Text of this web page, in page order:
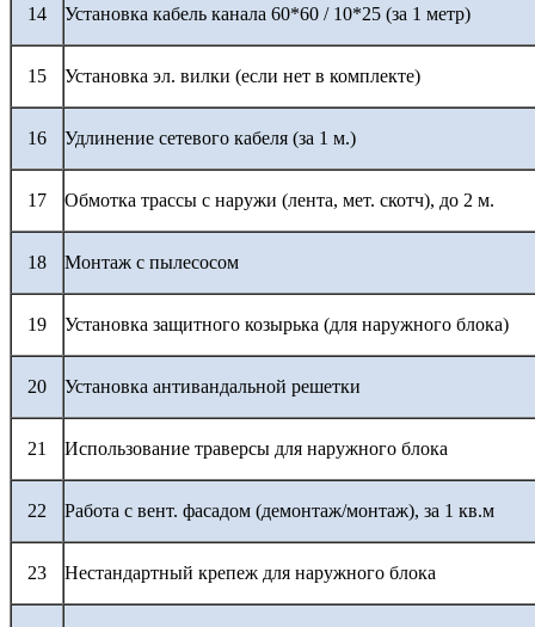
14 Установка кабель канала 60*60 / 10*25 (за 1 метр)
15 Установка эл. вилки (если нет в комплекте)
16 Удлинение сетевого кабеля (за 1 м.)
17 Обмотка трассы с наружи (лента, мет. скотч), до 2 м.
18 Монтаж с пылесосом
19 Установка защитного козырька (для наружного блока)
20 Установка антивандальной решетки
21 Использование траверсы для наружного блока
22 Работа с вент. фасадом (демонтаж/монтаж), за 1 кв.м
23 Нестандартный крепеж для наружного блока